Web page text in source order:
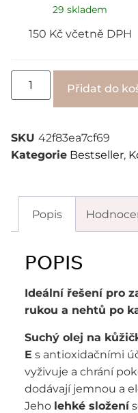
29 skladem
150 Kč včetně DPH
Přidat do
SKU 42f83ea7cf69
Kategorie Bestseller,
Popis
POPIS
Ideální řešení pro
rukou a nehtů po
Suchý olej na
E s antioxidačními
vyživuje a chrání
dodávají jemnou a
Jeho lehké složení